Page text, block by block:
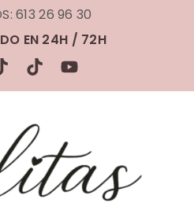
613 26 96 30
EN 24H / 72H